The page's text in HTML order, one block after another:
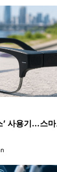
’ 사용기…스